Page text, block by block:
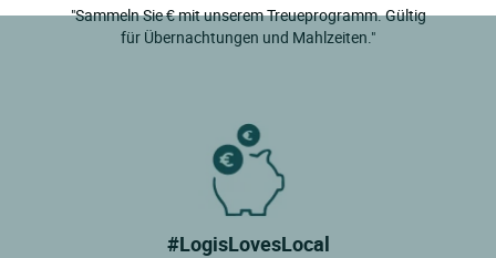
"Sammeln Sie € mit unserem Treueprogramm. Gültig
für Übernachtungen und Mahlzeiten."
#LogisLovesLocal